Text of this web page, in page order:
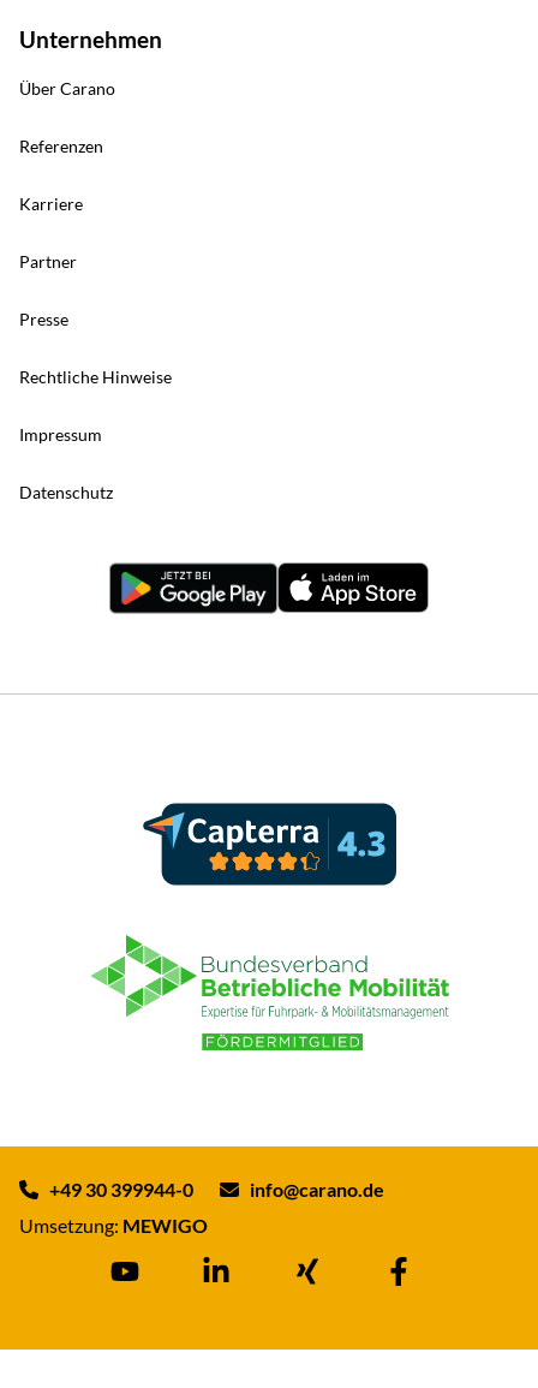
Unternehmen
Über Carano
Referenzen
Karriere
Partner
Presse
Rechtliche Hinweise
Impressum
Datenschutz
+49 30 399944-0
info@carano.de
Umsetzung: MEWIGO